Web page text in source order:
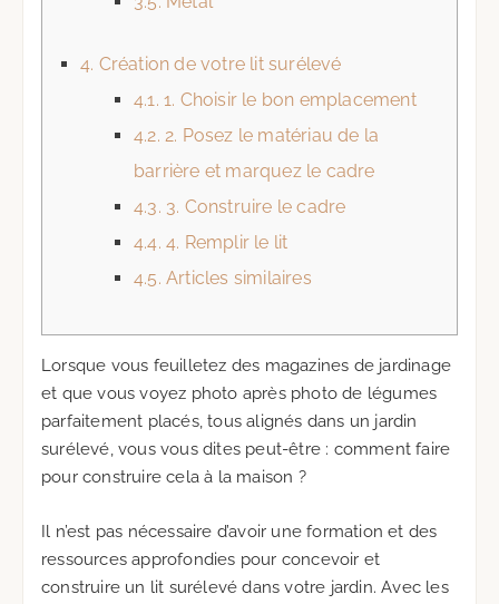
4. Création de votre lit surélevé
4.1. 1. Choisir le bon emplacement
4.2. 2. Posez le matériau de la
barrière et marquez le cadre
4.3. 3. Construire le cadre
4.4. 4. Remplir le lit
4.5. Articles similaires
Lorsque vous feuilletez des magazines de jardinage
et que vous voyez photo après photo de légumes
parfaitement placés, tous alignés dans un jardin
surélevé, vous vous dites peut-être : comment faire
pour construire cela à la maison ?
Il n’est pas nécessaire d’avoir une formation et des
ressources approfondies pour concevoir et
construire un lit surélevé dans votre jardin. Avec les